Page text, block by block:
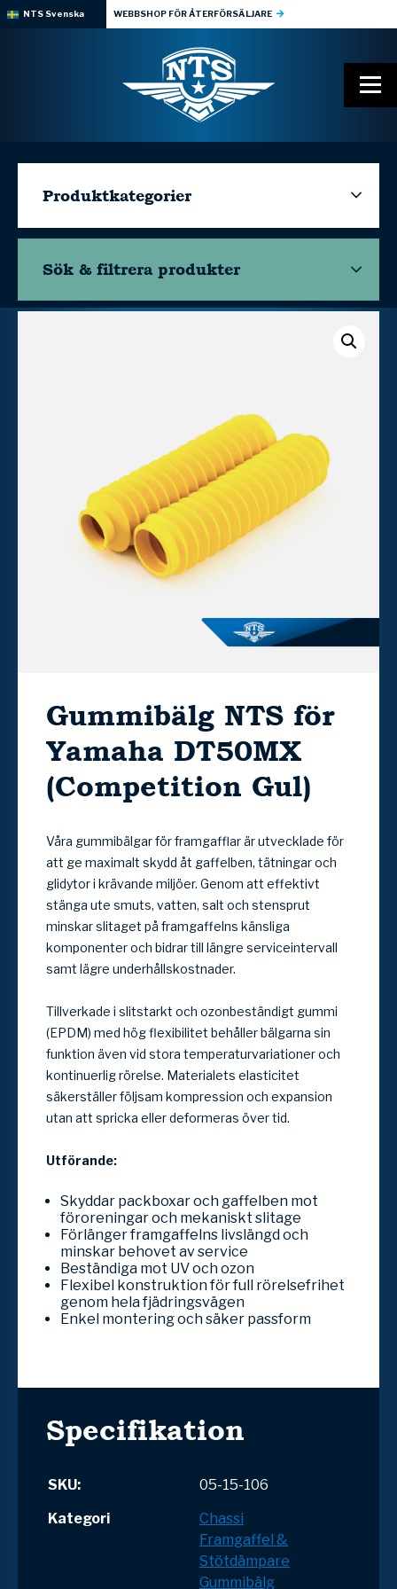
NTS Svenska WEBBSHOP FÖR ÅTERFÖRSÄLJARE
Produktkategorier
Sök & filtrera produkter
Gummibälg NTS för
Yamaha DT50MX
(Competition Gul)
Våra gummibälgar för framgafflar är utvecklade för
att ge maximalt skydd åt gaffelben, tätningar och
glidytor i krävande miljöer. Genom att effektivt
stänga ute smuts, vatten, salt och stensprut
minskar slitaget på framgaffelns känsliga
komponenter och bidrar till längre serviceintervall
samt lägre underhållskostnader.
Tillverkade i slitstarkt och ozonbeständigt gummi
(EPDM) med hög flexibilitet behåller bälgarna sin
funktion även vid stora temperaturvariationer och
kontinuerlig rörelse. Materialets elasticitet
säkerställer följsam kompression och expansion
utan att spricka eller deformeras över tid.
Utförande:
Skyddar packboxar och gaffelben mot
föroreningar och mekaniskt slitage
Förlänger framgaffelns livslängd och
minskar behovet av service
Beständiga mot UV och ozon
Flexibel konstruktion för full rörelsefrihet
genom hela fjädringsvägen
Enkel montering och säker passform
Specifikation
SKU:
05-15-106
Kategori
Chassi
Framgaffel &
Stötdämpare
Gummibälg